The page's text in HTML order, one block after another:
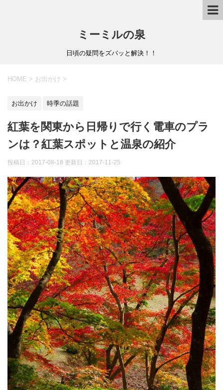
ミーミルの泉
日頃の疑問をズバッと解決！！
HOME > お出かけ >
お出かけ 時季の話題
紅葉を関東から日帰りで行く電車のプラ
ンは？紅葉スポットと温泉の紹介
投稿日：2017-08-18 更新日： 2017-11-25